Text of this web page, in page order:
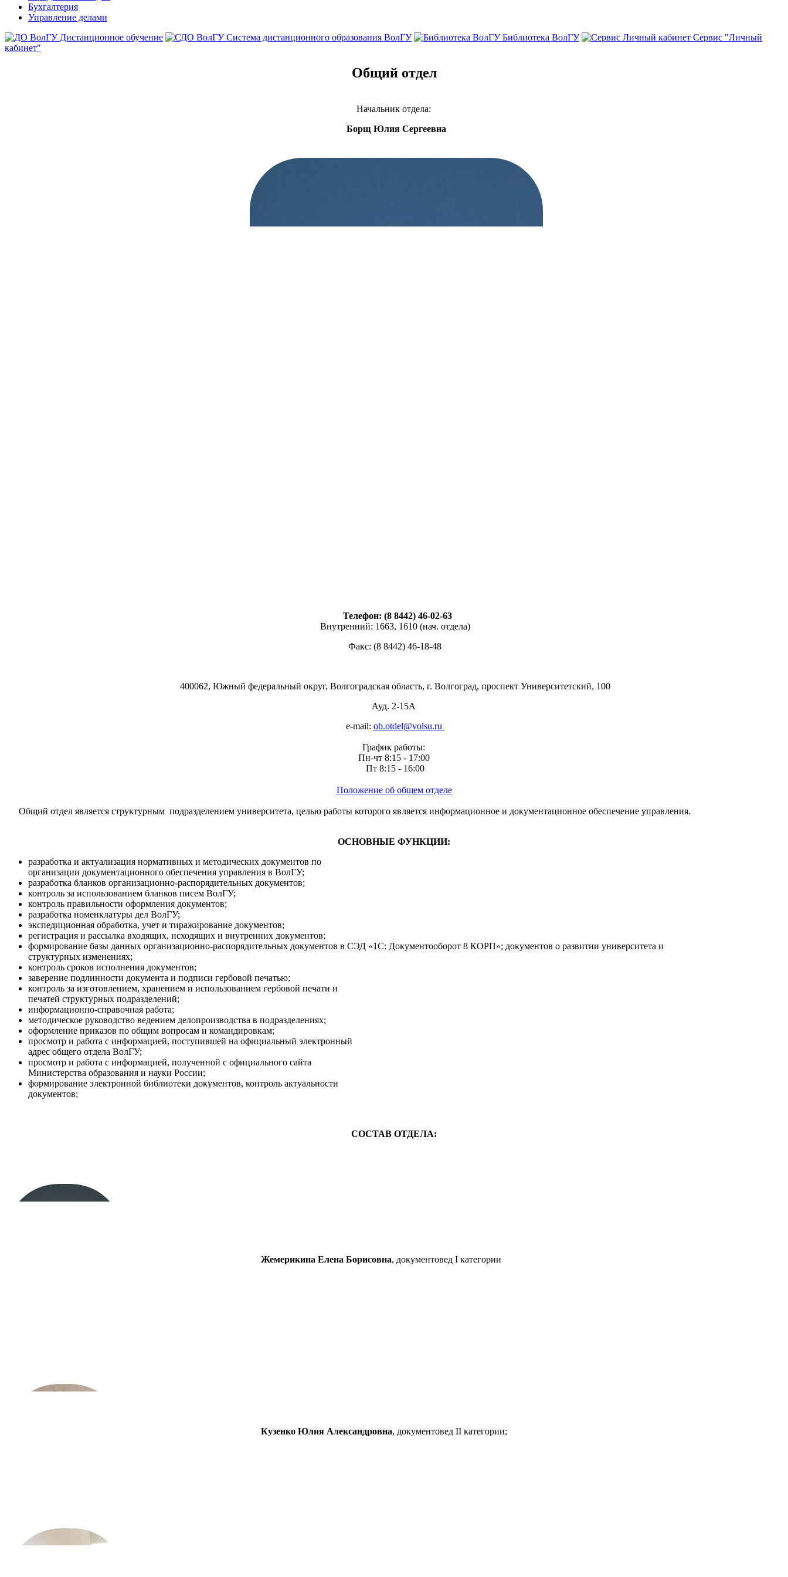
Бухгалтерия
Управление делами
Дистанционное обучение
Система дистанционного образования ВолГУ Библиотека ВолГУ
Сервис "Личный
кабинет"
Общий отдел
Начальник отдела:
Борщ Юлия Сергеевна
Телефон: (8 8442) 46-02-63
Внутренний: 1663, 1610 (нач. отдела)
Факс: (8 8442) 46-18-48
400062, Южный федеральный округ, Волгоградская область, г. Волгоград, проспект Университетский, 100
Ауд. 2-15А
e-mail: ob.otdel@volsu.ru
График работы:
Пн-чт 8:15 - 17:00
Пт 8:15 - 16:00
Положение об общем отделе
Общий отдел является структурным подразделением университета, целью работы которого является информационное и документационное обеспечение управления.
ОСНОВНЫЕ ФУНКЦИИ:
разработка и актуализация нормативных и методических документов по
организации документационного обеспечения управления в ВолГУ;
разработка бланков организационно-распорядительных документов;
контроль за использованием бланков писем ВолГУ;
контроль правильности оформления документов;
разработка номенклатуры дел ВолГУ;
экспедиционная обработка, учет и тиражирование документов;
регистрация и рассылка входящих, исходящих и внутренних документов;
формирование базы данных организационно-распорядительных документов в СЭД «1С: Документооборот 8 КОРП»; документов о развитии университета и
структурных изменениях;
контроль сроков исполнения документов;
заверение подлинности документа и подписи гербовой печатью;
контроль за изготовлением, хранением и использованием гербовой печати и
печатей структурных подразделений;
информационно-справочная работа;
методическое руководство ведением делопроизводства в подразделениях;
оформление приказов по общим вопросам и командировкам;
просмотр и работа с информацией, поступившей на официальный электронный
адрес общего отдела ВолГУ;
просмотр и работа с информацией, полученной с официального сайта
Министерства образования и науки России;
формирование электронной библиотеки документов, контроль актуальности
документов;
СОСТАВ ОТДЕЛА:
Жемерикина Елена Борисовна, документовед I категории
Кузенко Юлия Александровна, документовед II категории;